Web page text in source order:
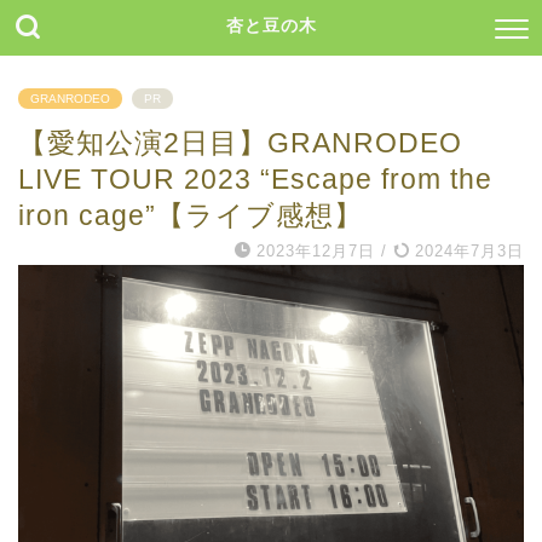
杏と豆の木
GRANRODEO PR
【愛知公演2日目】GRANRODEO
LIVE TOUR 2023 “Escape from the
iron cage”【ライブ感想】
2023年12月7日 / 2024年7月3日